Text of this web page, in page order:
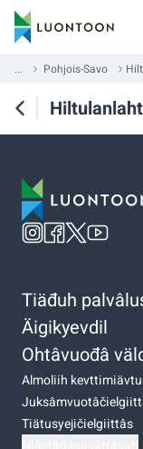
... Pohjois-Savo
Tiäđuh
Äigikyevdil
Ohtâvuođâ
Almoliih
Tiätusyejičielgiittâs